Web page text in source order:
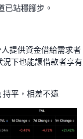
已站穩腳步。
提供資金借給需求者
下也能讓借款者享
持平，相差不遠